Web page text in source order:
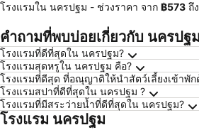
โรงแรมใน นครปฐม - ช่วงราคา จาก ‎฿573 ถึง
คำถามที่พบบ่อยเกี่ยวกับ นครปฐม
โรงแรมที่ดีที่สุดใน นครปฐม?
โรงแรมสุดหรูใน นครปฐม คือ?
โรงแรมที่ดีสุด ที่อณุญาติให้นำสัตว์เลี้ยงเข้าพัก
โรงแรมสปาที่ดีที่สุดใน นครปฐม ?
โรงแรมที่มีสระว่ายน้ำที่ดีที่สุดใน นครปฐม?
โรงแรม นครปฐม